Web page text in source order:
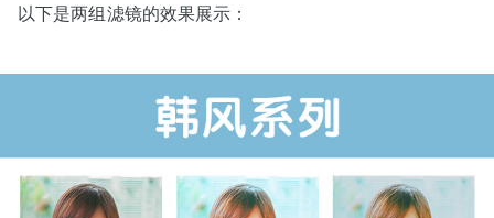
以下是两组滤镜的效果展示：